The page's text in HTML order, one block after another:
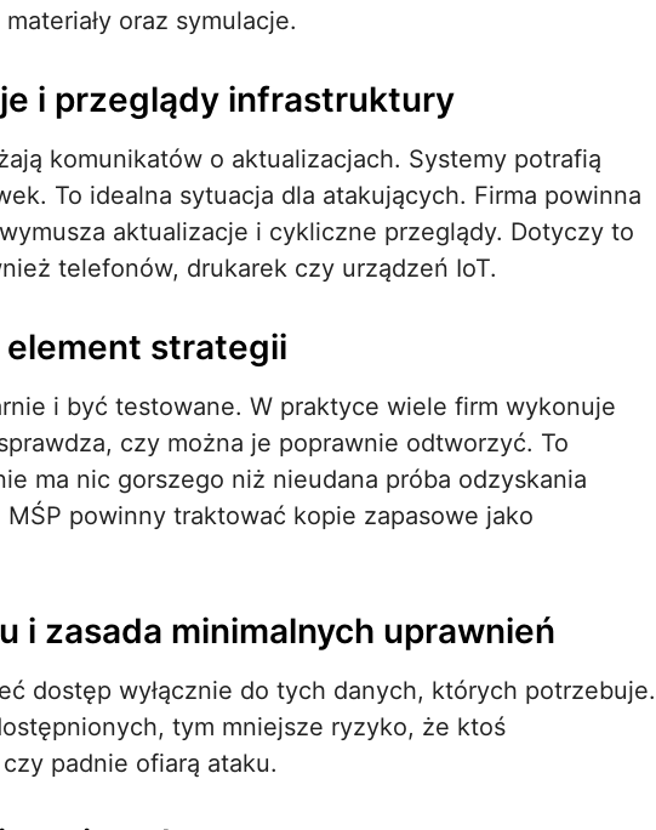
oraz symulacje.
i przeglądy infrastruktury
komunikatów o aktualizacjach. Systemy potrafią
To idealna sytuacja dla atakujących. Firma powinna
aktualizacje i cykliczne przeglądy. Dotyczy to
telefonów, drukarek czy urządzeń IoT.
element strategii
i być testowane. W praktyce wiele firm wykonuje
czy można je poprawnie odtworzyć. To
ma nic gorszego niż nieudana próba odzyskania
powinny traktować kopie zapasowe jako
i zasada minimalnych uprawnień
dostęp wyłącznie do tych danych, których potrzebuje.
tym mniejsze ryzyko, że ktoś
padnie ofiarą ataku.